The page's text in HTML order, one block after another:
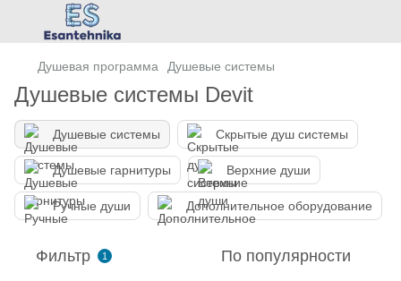
Душевая программа Душевые системы
Душевые системы Devit
Душевые системы Скрытые душ системы
Душевые гарнитуры Верхние души
Ручные души Дополнительное оборудование
Фильтр 1 По популярности